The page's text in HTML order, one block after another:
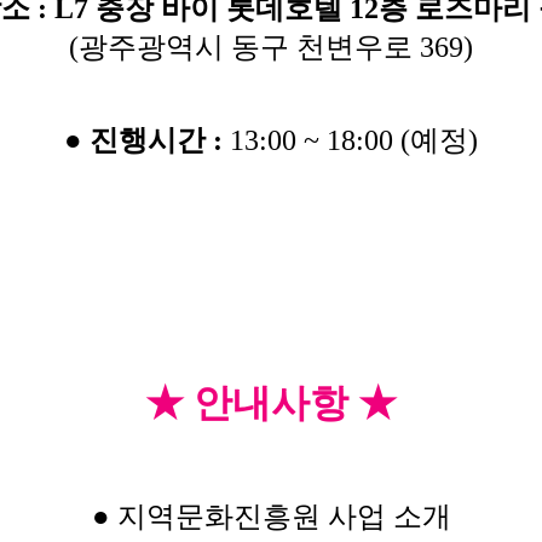
: L7 충장 바이 롯데호텔 12층 로즈마리
(광주광역시 동구 천변우로 369)
● 진행시간 : 13:00 ~ 18:00 (예정)
★ 안내사항 ★
● 지역문화진흥원 사업 소개